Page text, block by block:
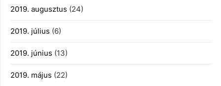
2019. augusztus (24)
2019. július (6)
2019. június (13)
2019. május (22)